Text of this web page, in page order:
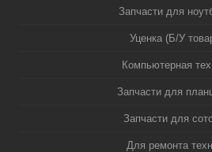
Запчасти для
Уценка (Б/У
Компьютерная
Запчасти для
Запчасти для
Для ремонта